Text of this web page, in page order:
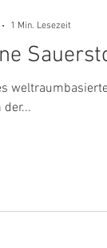
1 Min. Lesezeit